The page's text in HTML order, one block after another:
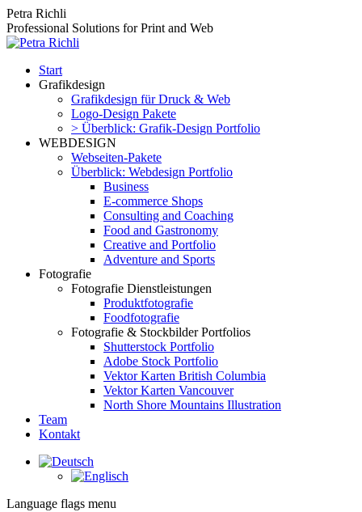
Zum
Inhalt
springen
Petra Richli
Professional Solutions for Print and Web
Start
Grafikdesign
Grafikdesign für Druck & Web
Logo-Design Pakete
> Überblick: Grafik-Design Portfolio
WEBDESIGN
Webseiten-Pakete
Überblick: Webdesign Portfolio
Business
E-commerce Shops
Consulting and Coaching
Food and Gastronomy
Creative and Portfolio
Adventure and Sports
Fotografie
Fotografie Dienstleistungen
Produktfotografie
Foodfotografie
Fotografie & Stockbilder Portfolios
Shutterstock Portfolio
Adobe Stock Portfolio
Vektor Karten British Columbia
Vektor Karten Vancouver
North Shore Mountains Illustration
Team
Kontakt
Facebook
in
Language flags menu